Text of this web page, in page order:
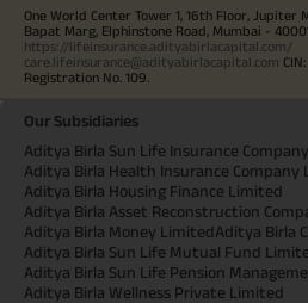
One World Center Tower 1, 16th Floor, Jupiter
Bapat Marg, Elphinstone Road, Mumbai -
https://lifeinsurance.adityabirlacapital.com/
care.lifeinsurance@adityabirlacapital.com
Registration No. 109.
Our Subsidiaries
Aditya Birla Sun Life Insurance
Aditya Birla Health Insurance Company
Aditya Birla Housing Finance Limited
Aditya Birla Asset Reconstruction
Aditya Birla Money LimitedAditya Birla
Aditya Birla Sun Life Mutual Fund
Aditya Birla Sun Life Pension
Aditya Birla Wellness Private Limited